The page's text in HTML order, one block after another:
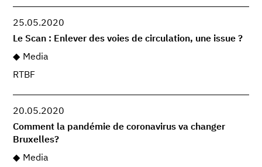
25.05.2020
Le Scan : Enlever des voies de circulation, une issue ?
Media
RTBF
20.05.2020
Comment la pandémie de coronavirus va changer
Bruxelles?
Media